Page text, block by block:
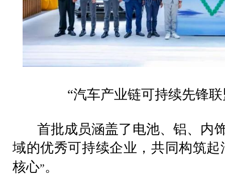
“汽车产业链可持续先锋
首批成员涵盖了电池、铝、内
域的优秀可持续企业，共同构筑
核心”。